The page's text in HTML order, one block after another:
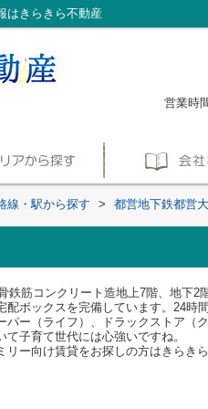
はきらきら不動産
営業時
線・駅から探す > 都営地下鉄都営
鉄筋コンクリート造地上7階、地下
ボックスを完備しています。24
パー（ライフ）、ドラックストア
子育て世代には心強いですね。
リー向け賃貸をお探しの方はきら